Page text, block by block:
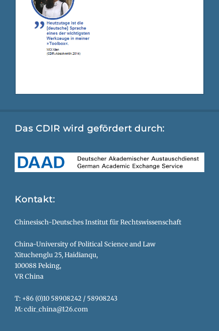
Das CDIR wird gefördert durch:
Kontakt:
Chinesisch-Deutsches Institut für Rechtswissenschaft
China-University of Political Science and Law
Xituchenglu 25, Haidianqu,
100088 Peking,
VR China
T: +86 (0)10 58908242 / 58908243
M: cdir_china@126.com